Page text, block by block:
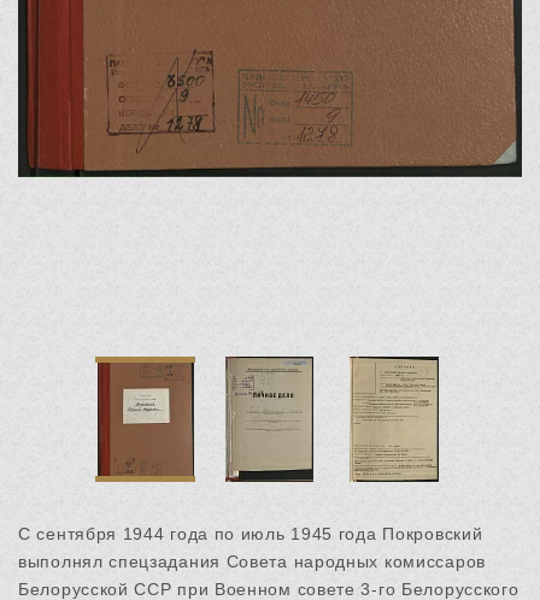
С сентября 1944 года по июль 1945 года Покровский
выполнял спецзадания Совета народных комиссаров
Белорусской ССР при Военном совете 3-го Белорусского